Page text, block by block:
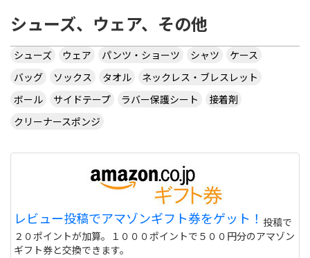
シューズ、ウェア、その他
シューズ ウェア パンツ・ショーツ シャツ
ケース
バッグ
ソックス タオル
ネックレス・ブレスレット
ボール
サイドテープ ラバー保護シート
接着剤
クリーナースポンジ
レビュー投稿でアマゾンギフト券をゲット！ 投稿で
２０ポイントが加算。１０００ポイントで５００円分のアマゾン
ギフト券と交換できます。